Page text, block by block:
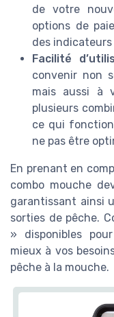
de votre
options de
des
Facilité
convenir non
mais aussi à
plusieurs
ce qui
ne pas être
En prenant en
combo mouche
garantissant ainsi
sorties de pêche.
» disponibles
mieux à vos
pêche à la mouche.